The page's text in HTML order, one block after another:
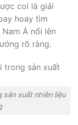
coi là giải
hoay tìm
Á nổi lên
rõ ràng.
xuất nhiên liệu